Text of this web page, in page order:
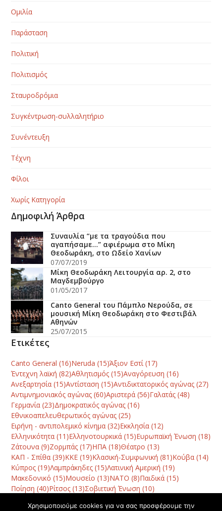
Ομιλία
Παράσταση
Πολιτική
Πολιτισμός
Σταυροδρόμια
Συγκέντρωση-συλλαλητήριο
Συνέντευξη
Τέχνη
Φίλοι
Χωρίς Κατηγορία
Δημοφιλή Άρθρα
Συναυλία “με τα τραγούδια που
αγαπήσαμε…” αφιέρωμα στο Μίκη
Θεοδωράκη, στο Ωδείο Χανίων
07/07/2019
Μίκη Θεοδωράκη Λειτουργία αρ. 2, στο
Μαγδεμβούργο
01/05/2017
Canto General του Πάμπλο Νερούδα, σε
μουσική Μίκη Θεοδωράκη στο Φεστιβάλ
Αθηνών
25/07/2015
Ετικέτες
Canto General (16)Neruda (15)Άξιον Εστί(17)
Έντεχνη λαϊκή (82)Αθλητισμός (15)Αναγόρευση (16)
Ανεξαρτησία (15)Αντίσταση (15)Αντιδικτατορικός αγώνας (27)
Αντιμνημονιακός αγώνας (60)Αριστερά (56)Γαλατάς (48)
Γερμανία (23)Δημοκρατικός αγώνας (16)
Εθνικοαπελευθερωτικός αγώνας (25)
Ειρήνη - αντιπολεμικό κίνημα (32)Εκκλησία (12)
Ελληνικότητα (11)Ελληνοτουρκικά (15)Ευρωπαϊκή Ένωση (18)
Ζάτουνα (9)Ζορμπάς (17)ΗΠΑ (18)Θέατρο (13)
ΚΑΠ - Σπίθα (39)ΚΚΕ (19)Κλασική-Συμφωνική (81)Κούβα (14)
Κύπρος (19)Λαμπράκηδες (15)Λατινική Αμερική (19)
Μακεδονικό (15)Μουσείο (13)ΝΑΤΟ (8)Παιδικά (15)
Ποίηση (40)Ρίτσος (13)Σοβιετική Ένωση (10)
Χρησιμοποιούμε cookies για να σας προσφέρουμε την